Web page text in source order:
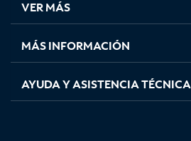
pestaña
nueva
pestaña
nueva
pestaña
nuevanueva
VER MÁS
MÁS INFORMACIÓN
AYUDA Y ASISTENCIA TÉCNICA